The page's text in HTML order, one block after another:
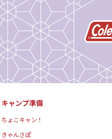
キャンプ準備
ちょこキャン！
きゃんさぽ